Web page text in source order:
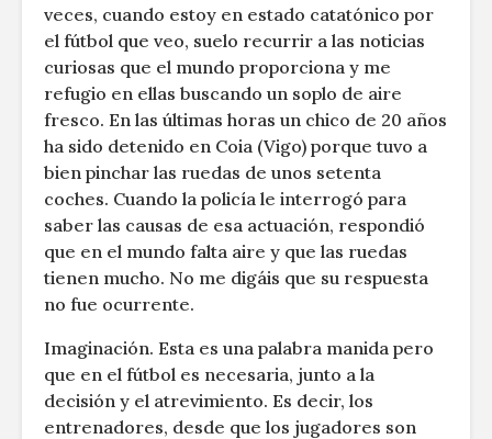
veces, cuando estoy en estado catatónico por
el fútbol que veo, suelo recurrir a las noticias
curiosas que el mundo proporciona y me
refugio en ellas buscando un soplo de aire
fresco. En las últimas horas un chico de 20 años
ha sido detenido en Coia (Vigo) porque tuvo a
bien pinchar las ruedas de unos setenta
coches. Cuando la policía le interrogó para
saber las causas de esa actuación, respondió
que en el mundo falta aire y que las ruedas
tienen mucho. No me digáis que su respuesta
no fue ocurrente.
Imaginación. Esta es una palabra manida pero
que en el fútbol es necesaria, junto a la
decisión y el atrevimiento. Es decir, los
entrenadores, desde que los jugadores son